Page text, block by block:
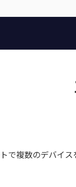
で複数のデバイ